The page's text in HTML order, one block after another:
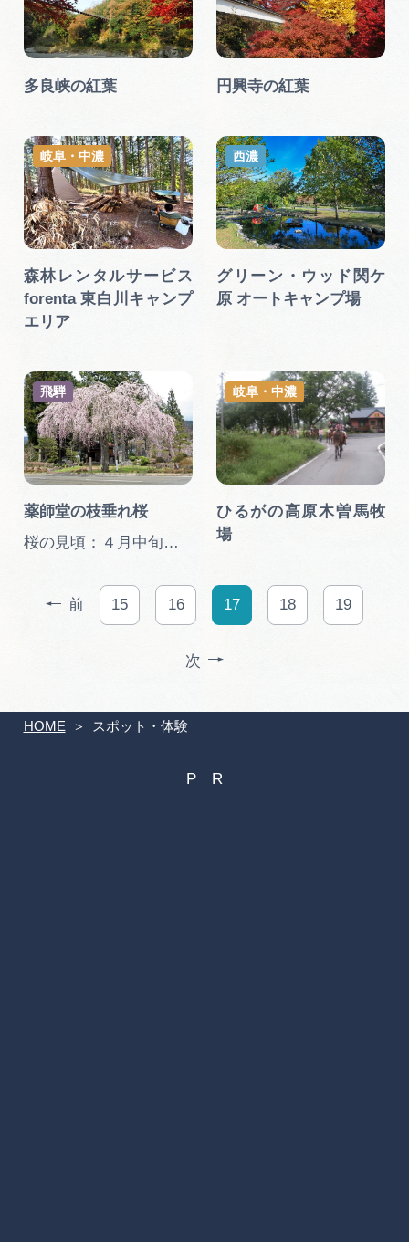
HOME スポット・体験
多良峡の紅葉 円興寺の紅葉
森林レンタルサービス
forenta 東白川キャンプ
エリア
岐阜・中濃
グリーン・ウッド関ケ
原 オートキャンプ場
西濃
薬師堂の枝垂れ桜
飛騨
桜の見頃：４月中旬～４月下旬…
ひるがの高原木曽馬牧
場
岐阜・中濃
前 15 16 17 18 19
次